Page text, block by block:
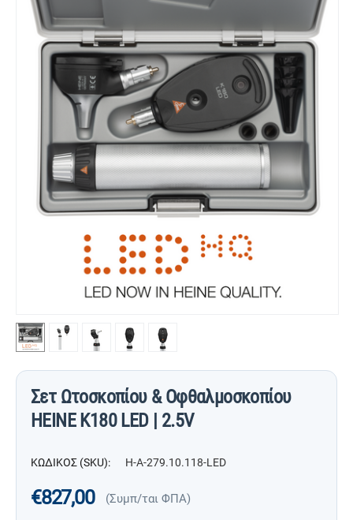
Σετ Ωτοσκοπίου & Οφθαλμοσκοπίου
HEINE K180 LED | 2.5V
ΚΩΔΙΚΟΣ (SKU): H-A-279.10.118-LED
€827,00 (Συμπ/ται ΦΠΑ)